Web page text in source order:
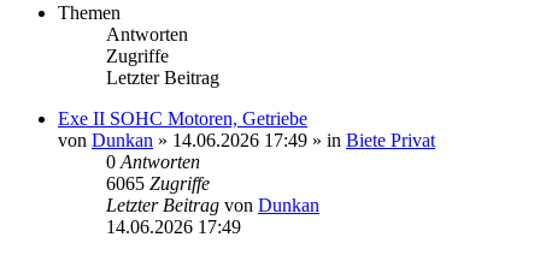
Themen
Antworten
Zugriffe
Letzter Beitrag
Exe II SOHC Motoren, Getriebe
von Dunkan » 14.06.2026 17:49 » in Biete Privat
0 Antworten
6065 Zugriffe
Letzter Beitrag von Dunkan
14.06.2026 17:49